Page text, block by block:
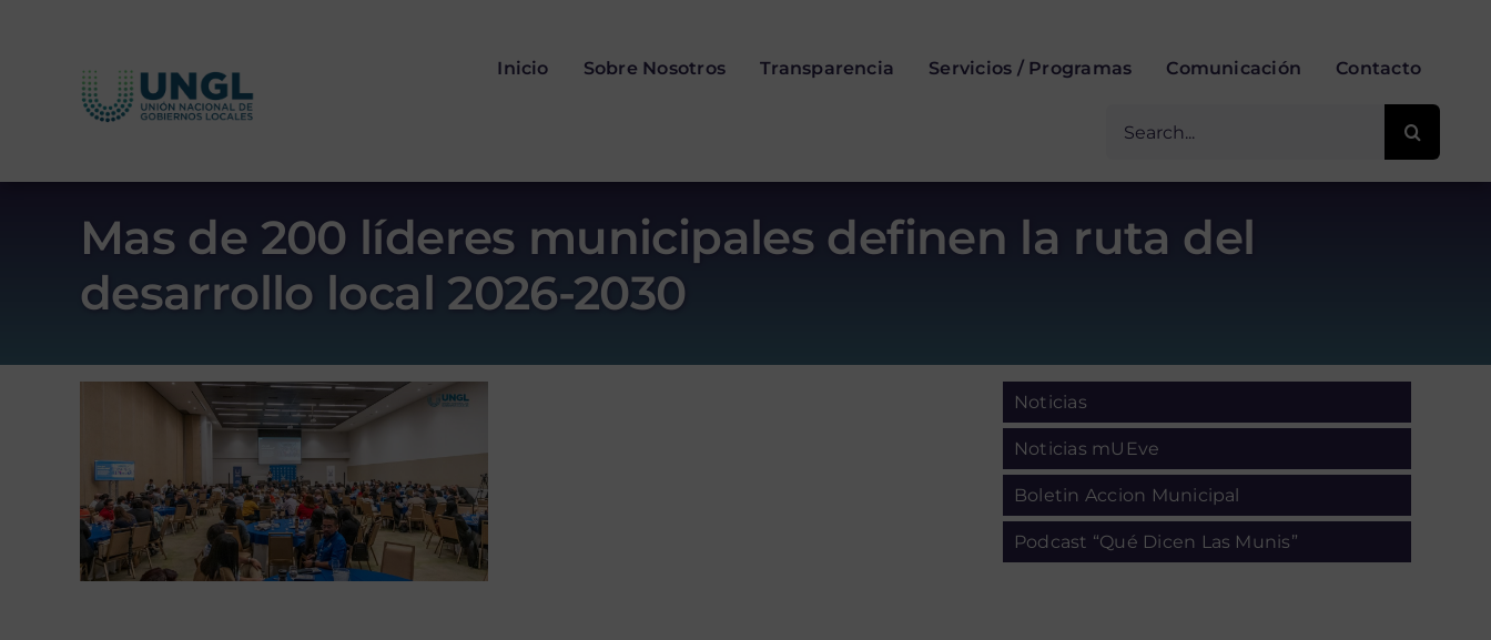
Inicio Sobre Nosotros Transparencia Servicios / Programas Comunicación Contacto
Mas de 200 líderes municipales definen la ruta del
desarrollo local 2026-2030
Noticias
Noticias mUEve
Boletin Accion Municipal
Podcast “Qué Dicen Las Munis”